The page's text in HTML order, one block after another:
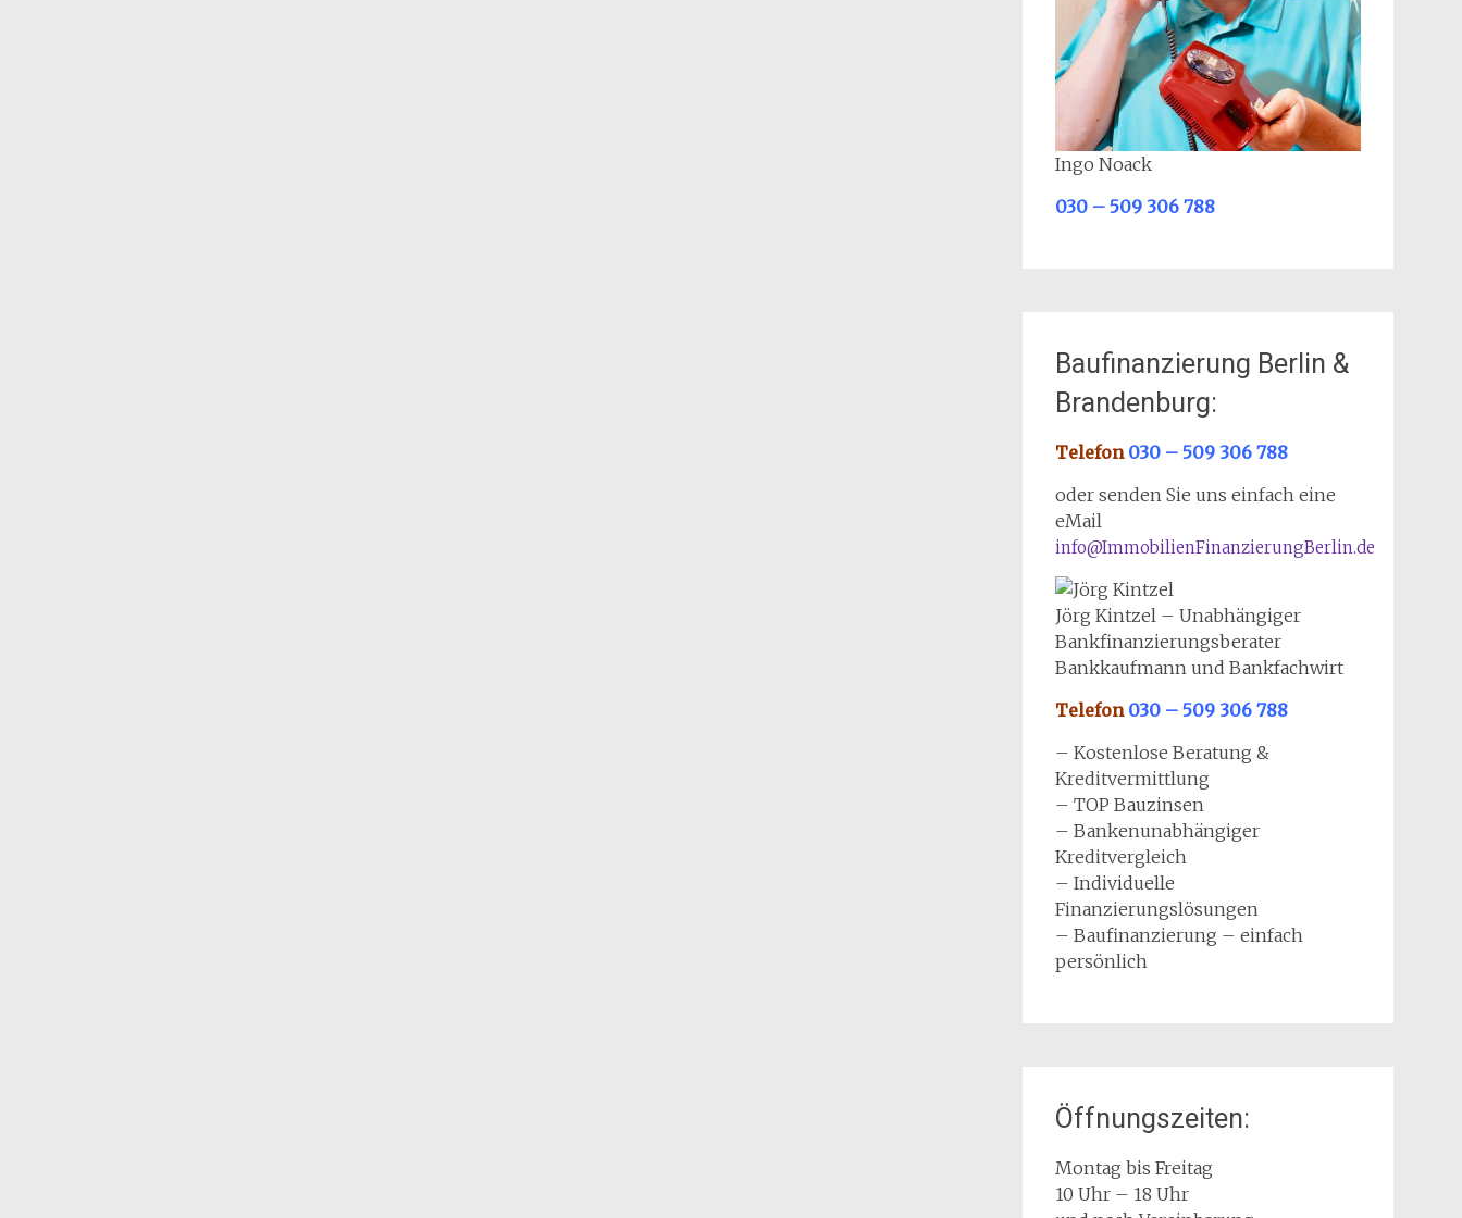
Ingo Noack
030 – 509 306 788
Baufinanzierung Berlin &
Brandenburg:
Telefon 030 – 509 306 788
oder senden Sie uns einfach eine
eMail
info@ImmobilienFinanzierungBerlin.de
Jörg Kintzel – Unabhängiger
Bankfinanzierungsberater
Bankkaufmann und Bankfachwirt
Telefon 030 – 509 306 788
– Kostenlose Beratung &
Kreditvermittlung
– TOP Bauzinsen
– Bankenunabhängiger
Kreditvergleich
– Individuelle
Finanzierungslösungen
– Baufinanzierung – einfach
persönlich
Öffnungszeiten:
Montag bis Freitag
10 Uhr – 18 Uhr